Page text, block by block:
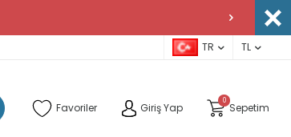
TR TL
Favoriler Giriş Yap
0
Sepetim